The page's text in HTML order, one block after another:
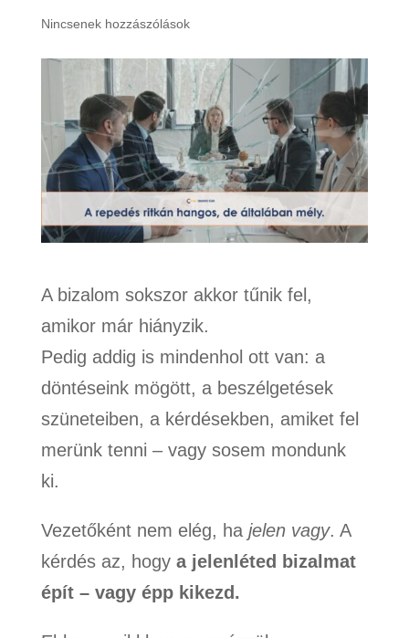
Nincsenek hozzászólások
A bizalom sokszor akkor tűnik fel,
amikor már hiányzik.
Pedig addig is mindenhol ott van: a
döntéseink mögött, a beszélgetések
szüneteiben, a kérdésekben, amiket fel
merünk tenni – vagy sosem mondunk
ki.
Vezetőként nem elég, ha jelen vagy. A
kérdés az, hogy a jelenléted bizalmat
épít – vagy épp kikezd.